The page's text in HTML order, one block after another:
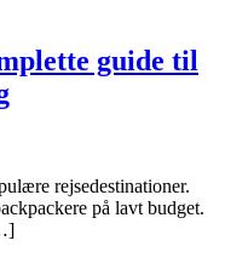
guide til
rejsedestinationer.
på lavt budget.